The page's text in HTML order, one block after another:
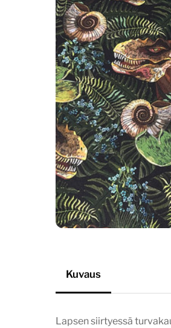
Kuvaus
Lapsen siirtyessä